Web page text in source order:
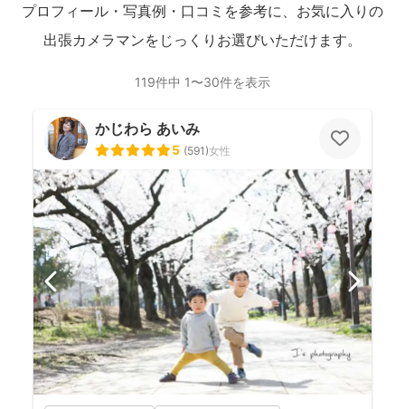
プロフィール・写真例・口コミを参考に、お気に入りの
出張カメラマンをじっくりお選びいただけます。
119件中 1〜30件を表示
かじわら あいみ
5 (591)女性